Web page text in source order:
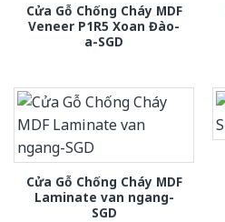
Cửa Gỗ Chống Cháy MDF
Veneer P1R5 Xoan Đào-
a-SGD
Cửa Gỗ Chống Cháy MDF
Laminate van ngang-
SGD